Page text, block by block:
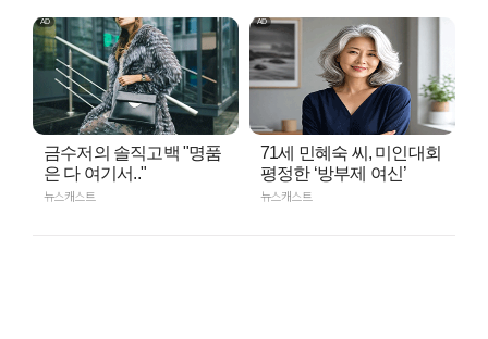
금수저의 솔직고백 "명품
은 다 여기서.."
뉴스캐스트
71세 민혜숙 씨, 미인대회
평정한 ‘방부제 여신’
뉴스캐스트